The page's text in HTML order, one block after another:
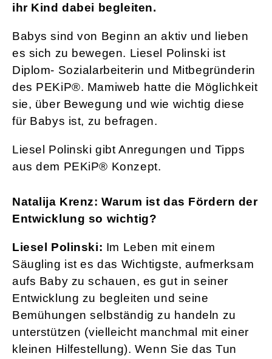
ihr Kind dabei begleiten.
Babys sind von Beginn an aktiv und lieben
es sich zu bewegen. Liesel Polinski ist
Diplom- Sozialarbeiterin und Mitbegründerin
des PEKiP®. Mamiweb hatte die Möglichkeit
sie, über Bewegung und wie wichtig diese
für Babys ist, zu befragen.
Liesel Polinski gibt Anregungen und Tipps
aus dem PEKiP® Konzept.
Natalija Krenz: Warum ist das Fördern der
Entwicklung so wichtig?
Liesel Polinski: Im Leben mit einem
Säugling ist es das Wichtigste, aufmerksam
aufs Baby zu schauen, es gut in seiner
Entwicklung zu begleiten und seine
Bemühungen selbständig zu handeln zu
unterstützen (vielleicht manchmal mit einer
kleinen Hilfestellung). Wenn Sie das Tun